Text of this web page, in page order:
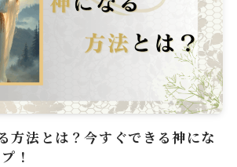
方法とは？今すぐできる神にな
！